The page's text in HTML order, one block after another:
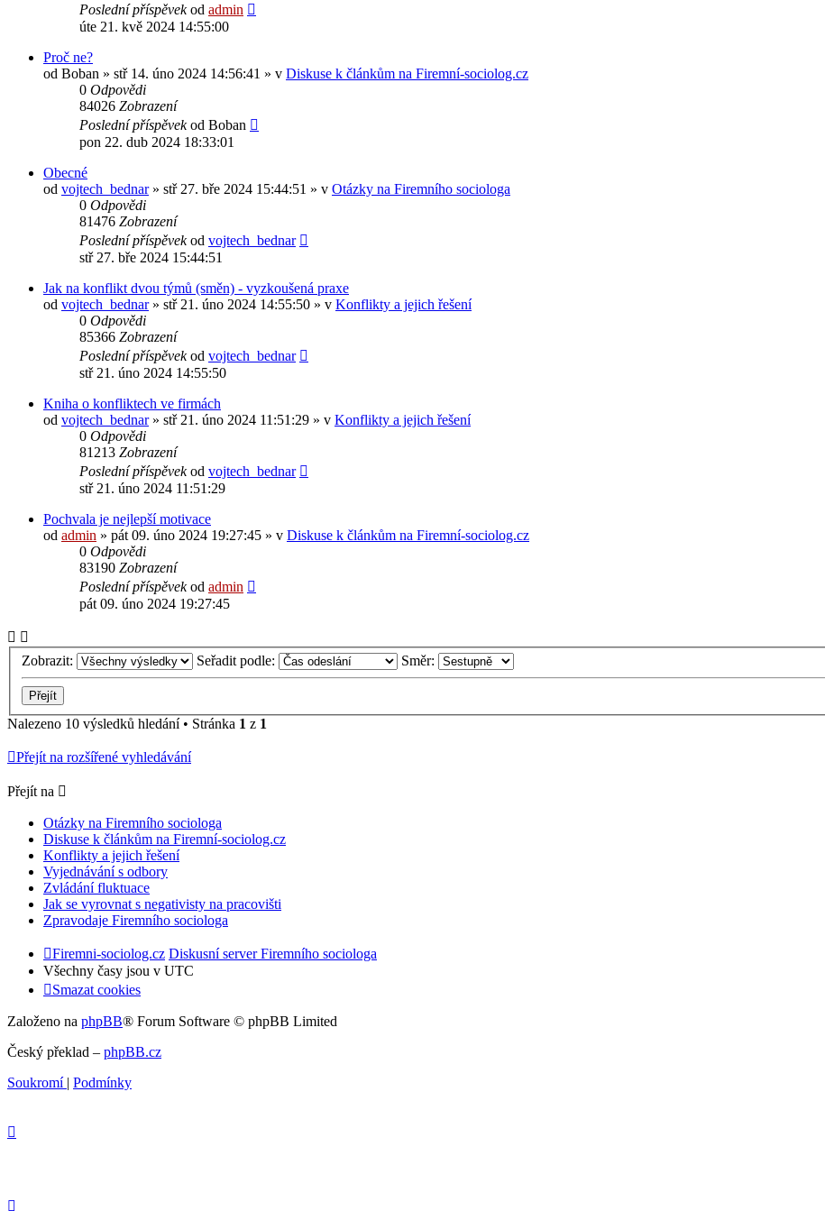
Poslední příspěvekod admin
úte 21. kvě 2024 14:55:00
Proč ne?
od Boban » stř 14. úno 2024 14:56:41 » v Diskuse k článkům na Firemní-sociolog.cz
0 Odpovědi
84026 Zobrazení
Poslední příspěvekod Boban
pon 22. dub 2024 18:33:01
Obecné
od vojtech_bednar» stř 27. bře 2024 15:44:51 » v Otázky na Firemního sociologa
0 Odpovědi
81476 Zobrazení
Poslední příspěvekod vojtech_bednar
stř 27. bře 2024 15:44:51
Jak na konflikt dvou týmů (směn) - vyzkoušená praxe
od vojtech_bednar» stř 21. úno 2024 14:55:50 » v Konflikty a jejich řešení
0 Odpovědi
85366 Zobrazení
Poslední příspěvekod vojtech_bednar
stř 21. úno 2024 14:55:50
Kniha o konfliktech ve firmách
od vojtech_bednar» stř 21. úno 2024 11:51:29 » v Konflikty a jejich řešení
0 Odpovědi
81213 Zobrazení
Poslední příspěvekod vojtech_bednar
stř 21. úno 2024 11:51:29
Pochvala je nejlepší motivace
od admin » pát 09. úno 2024 19:27:45 » v Diskuse k článkům na Firemní-sociolog.cz
0 Odpovědi
83190 Zobrazení
Poslední příspěvekod admin
pát 09. úno 2024 19:27:45
Zobrazit: Seřadit podle: Směr:
Nalezeno 10 výsledků hledání • Stránka 1 z 1
Přejít na rozšířené vyhledávání
Přejít na
Otázky na Firemního sociologa
Diskuse k článkům na Firemní-sociolog.cz
Konflikty a jejich řešení
Vyjednávání s odbory
Zvládání fluktuace
Jak se vyrovnat s negativisty na pracovišti
Zpravodaje Firemního sociologa
Firemni-sociolog.cz Diskusní server Firemního sociologa
Všechny časy jsou v UTC
Smazat cookies
Založeno na phpBB® Forum Software © phpBB Limited
Český překlad – phpBB.cz
Soukromí
Podmínky